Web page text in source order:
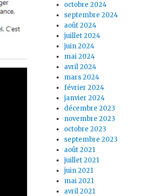
octobre 2024
septembre 2024
août 2024
juillet 2024
juin 2024
mai 2024
avril 2024
mars 2024
février 2024
janvier 2024
décembre 2023
novembre 2023
octobre 2023
septembre 2023
août 2021
juillet 2021
juin 2021
mai 2021
avril 2021